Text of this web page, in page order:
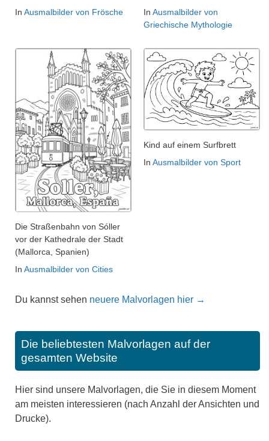
In Ausmalbilder von Frösche
In Ausmalbilder von
Griechische Mythologie
Die Straßenbahn von Sóller
vor der Kathedrale der Stadt
(Mallorca, Spanien)
In Ausmalbilder von Cities
Kind auf einem Surfbrett
In Ausmalbilder von Sport
Du kannst sehen neuere Malvorlagen hier →
Die beliebtesten Malvorlagen auf der
gesamten Website
Hier sind unsere Malvorlagen, die Sie in diesem Moment
am meisten interessieren (nach Anzahl der Ansichten und
Drucke).